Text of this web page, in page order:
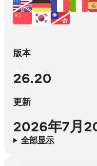
版本
26.20
更新
2026年7月
全部显示